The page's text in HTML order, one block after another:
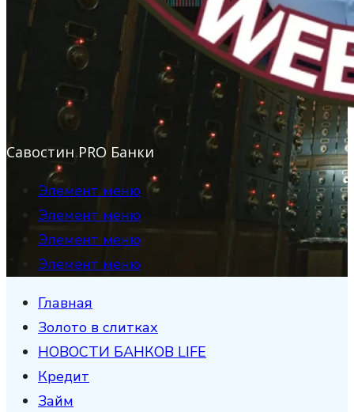
Савостин PRO Банки
Элемент меню
Элемент меню
Элемент меню
Элемент меню
Главная
Золото в слитках
НОВОСТИ БАНКОВ LIFE
Кредит
Займ